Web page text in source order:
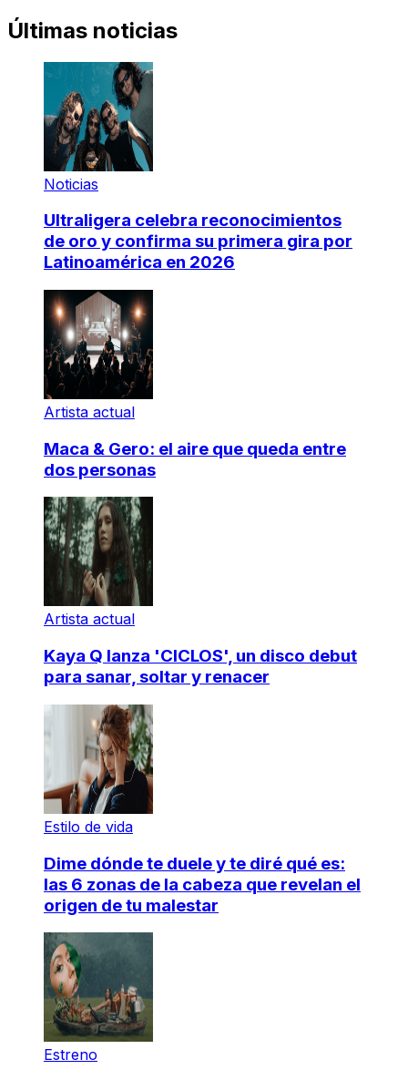
Últimas noticias
Noticias
Ultraligera celebra reconocimientos
de oro y confirma su primera gira por
Latinoamérica en 2026
Artista actual
Maca & Gero: el aire que queda entre
dos personas
Artista actual
Kaya Q lanza 'CICLOS', un disco debut
para sanar, soltar y renacer
Estilo de vida
Dime dónde te duele y te diré qué es:
las 6 zonas de la cabeza que revelan el
origen de tu malestar
Estreno